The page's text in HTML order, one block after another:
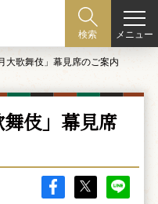
検索 メニュー
大歌舞伎」幕見席のご案内
伎」幕見席